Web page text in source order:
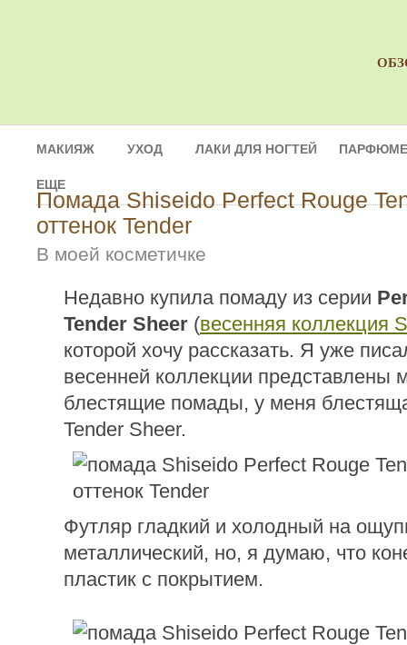
МАКИЯЖ УХОД ЛАКИ ДЛЯ НОГТЕЙ
ЕЩЕ
Помада Shiseido Perfect Rouge
оттенок Tender
В моей косметичке
Недавно купила помаду из серии
Tender Sheer (весенняя коллекция
которой хочу рассказать. Я уже
весенней коллекции представлены
блестящие помады, у меня
Tender Sheer.
Футляр гладкий и холодный на
металлический, но, я думаю, что
пластик с покрытием.